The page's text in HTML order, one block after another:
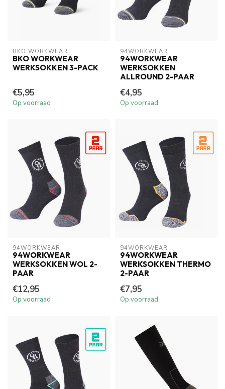
BKO WORKWEAR
BKO WORKWEAR
WERKSOKKEN 3-PACK
€5,95
Op voorraad
94WORKWEAR
94WORKWEAR
WERKSOKKEN
ALLROUND 2-PAAR
€4,95
Op voorraad
94WORKWEAR
94WORKWEAR
WERKSOKKEN WOL 2-
PAAR
€12,95
Op voorraad
94WORKWEAR
94WORKWEAR
WERKSOKKEN THERMO
2-PAAR
€7,95
Op voorraad